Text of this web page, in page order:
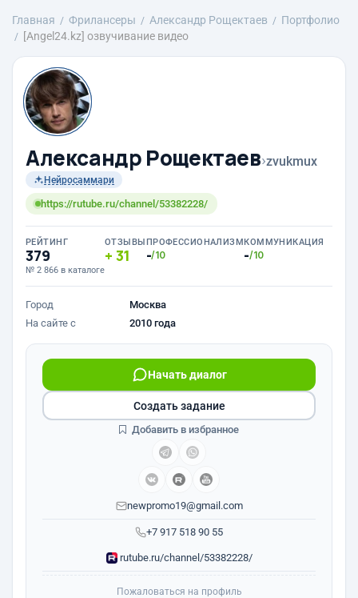
Главная Фрилансеры Александр Рощектаев
Портфолио
[Angel24.kz] озвучивание видео
Александр Рощектаев›zvukmux
Нейросаммари
https://rutube.ru/channel/53382228/
РЕЙТИНГ
379
№ 2 866 в каталоге
ОТЗЫВЫ
31
ПРОФЕССИОНАЛИЗМ
-/10
КОММУНИКАЦИЯ
-/10
Город
Москва
На сайте с
2010 года
+7 917 518 90 55
Начать диалог
newpromo19@gmail.com
rutube.ru/channel/53382228/
Создать задание
Добавить в избранное
Пожаловаться на профиль